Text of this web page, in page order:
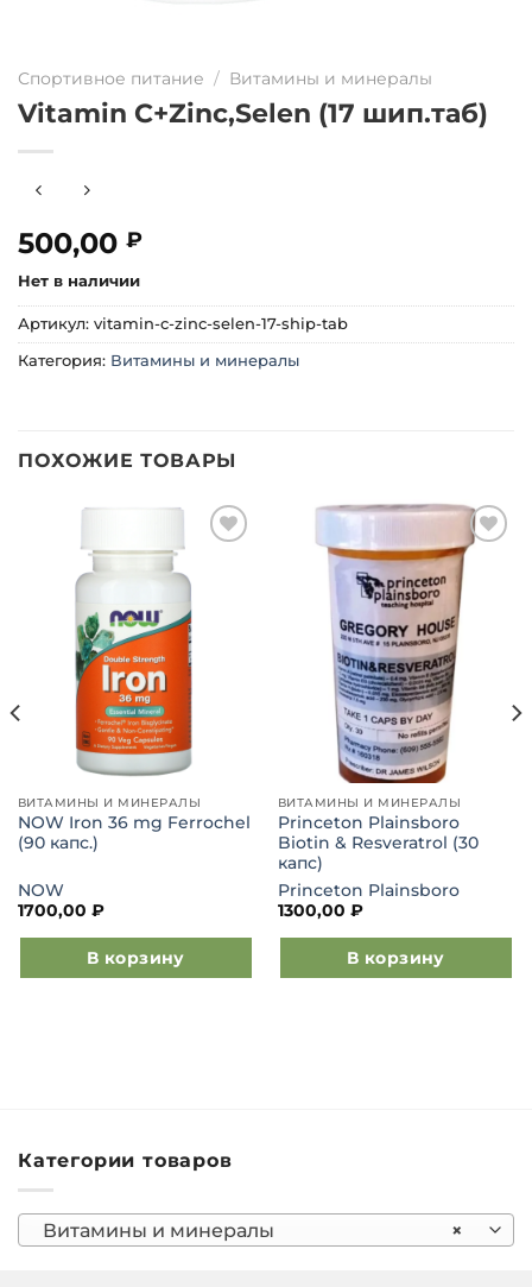
Спортивное питание / Витамины и минералы
Vitamin C+Zinc,Selen (17 шип.таб)
500,00 ₽
Нет в наличии
Артикул: vitamin-c-zinc-selen-17-ship-tab
Категория: Витамины и минералы
ПОХОЖИЕ ТОВАРЫ
Добавить
в список
ВИТАМИНЫ И МИНЕРАЛЫ
NOW Iron 36 mg Ferrochel
(90 капс.)
NOW
1700,00 ₽
В корзину
Добавить
в список
желаний
ВИТАМИНЫ И МИНЕРАЛЫ
Princeton Plainsboro
Biotin & Resveratrol (30
капс)
Princeton Plainsboro
1300,00 ₽
В корзину
Категории товаров
×
Витамины и минералы